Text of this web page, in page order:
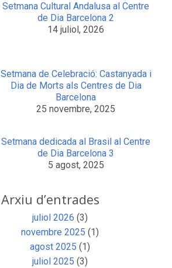
Setmana Cultural Andalusa al Centre
de Dia Barcelona 2
14 juliol, 2026
Setmana de Celebració: Castanyada i
Dia de Morts als Centres de Dia
Barcelona
25 novembre, 2025
Setmana dedicada al Brasil al Centre
de Dia Barcelona 3
5 agost, 2025
Arxiu d’entrades
juliol 2026 (3)
novembre 2025 (1)
agost 2025 (1)
juliol 2025 (3)